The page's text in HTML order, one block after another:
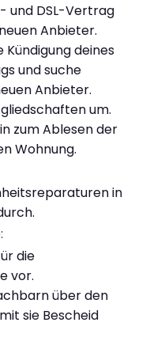
und DSL-Vertrag
Anbieter.
deines
und suche
Anbieter.
um.
zum Ablesen der
Wohnung.
in
die
vor.
über den
sie Bescheid